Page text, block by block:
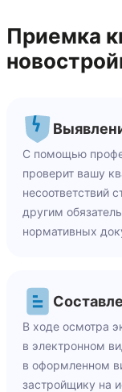
Приемка
С помощью
проверит вашу
несоответствий
другим
нормативных
В ходе осмотра
в электронном
в оформленном
застройщику на